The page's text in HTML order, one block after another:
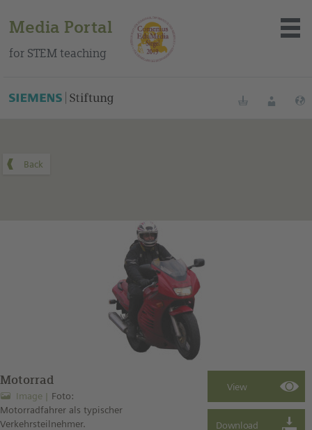
Media Portal
for STEM teaching
About the portal
BookmarksLogin
Motorrad
Image
Foto:
Motorradfahrer als typischer
Verkehrsteilnehmer.
You can find this medium on our Spanish education portal